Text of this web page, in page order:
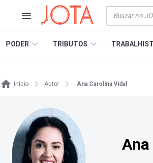
PODER TRIBUTOS
Início Autor Ana Carolina Vidal